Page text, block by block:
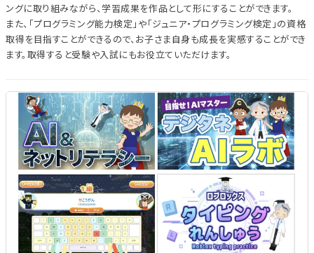
ングに取り組みながら、学習成果を作品として形にすることができます。
また、「プログラミング能力検定」や「ジュニア・プログラミング検定」の資格
取得を目指すことができるので、お子さま自身も成長を実感することができ
ます。取得すると受験や入試にもお役立ていただけます。